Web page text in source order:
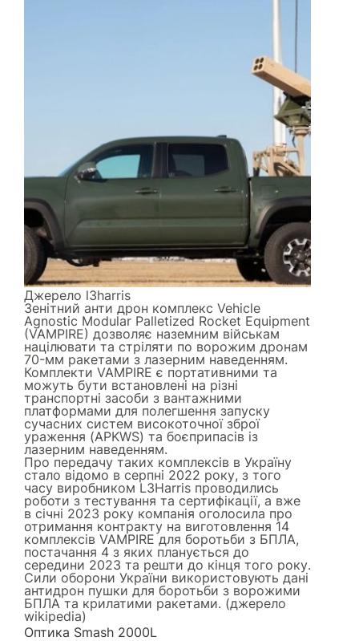
Джерело l3harris
Зенітний анти дрон комплекс Vehicle
Agnostic Modular Palletized Rocket Equipment
(VAMPIRE) дозволяє наземним військам
націлювати та стріляти по ворожим дронам
70-мм ракетами з лазерним наведенням.
Комплекти VAMPIRE є портативними та
можуть бути встановлені на різні
транспортні засоби з вантажними
платформами для полегшення запуску
сучасних систем високоточної зброї
ураження (APKWS) та боєприпасів із
лазерним наведенням.
Про передачу таких комплексів в Україну
стало відомо в серпні 2022 року, з того
часу виробником L3Harris проводились
роботи з тестування та сертифікації, а вже
в січні 2023 року компанія оголосила про
отримання контракту на виготовлення 14
комплексів VAMPIRE для боротьби з БПЛА,
постачання 4 з яких планується до
середини 2023 та решти до кінця того року.
Сили оборони України використовують дані
антидрон пушки для боротьби з ворожими
БПЛА та крилатими ракетами. (джерело
wikipedia)
Оптика Smash 2000L